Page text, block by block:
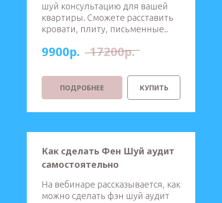
шуй консультацию для вашей
квартиры. Сможете расставить
кровати, плиту, письменные..
9900р. 17200р.
ПОДРОБНЕЕ КУПИТЬ
Как сделать Фен Шуй аудит
самостоятельно
На вебинаре рассказывается, как
можно сделать фэн шуй аудит